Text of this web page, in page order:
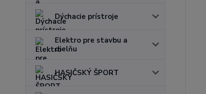
Dýchacie prístroje
Elektro pre stavbu a
dielňu
HASIČSKÝ ŠPORT